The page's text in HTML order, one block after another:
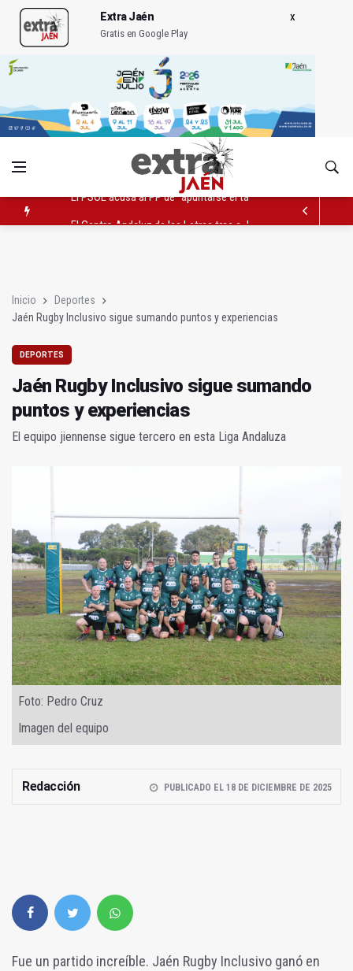
Extra Jaén
Gratis en Google Play
El Centro Andaluz de las Letras trae a Jaén al filósofo Omar
Inicio
Deportes
Jaén Rugby Inclusivo sigue sumando puntos y experiencias
DEPORTES
Jaén Rugby Inclusivo sigue sumando
puntos y experiencias
El equipo jiennense sigue tercero en esta Liga Andaluza
Foto: Pedro Cruz
Imagen del equipo
Redacción PUBLICADO EL 18 DE DICIEMBRE DE 2025
Fue un partido increíble. Jaén Rugby Inclusivo ganó en